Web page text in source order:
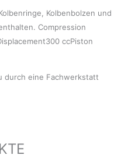
Kolbenbolzen und
Compression
ccPiston
durch eine Fachwerkstatt